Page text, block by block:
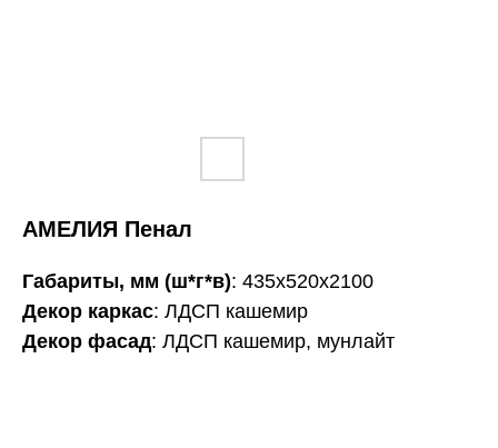
АМЕЛИЯ Пенал
Габариты, мм (ш*г*в): 435х520х2100
Декор каркас: ЛДСП кашемир
Декор фасад: ЛДСП кашемир, мунлайт